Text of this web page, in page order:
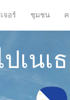
จอร์ ชุมชน
เน